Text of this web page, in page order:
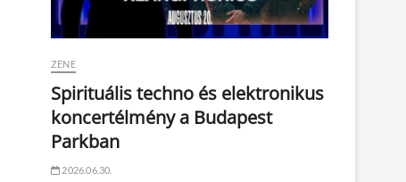
ZENE
Spirituális techno és elektronikus
koncertélmény a Budapest
Parkban
2026.06.30.